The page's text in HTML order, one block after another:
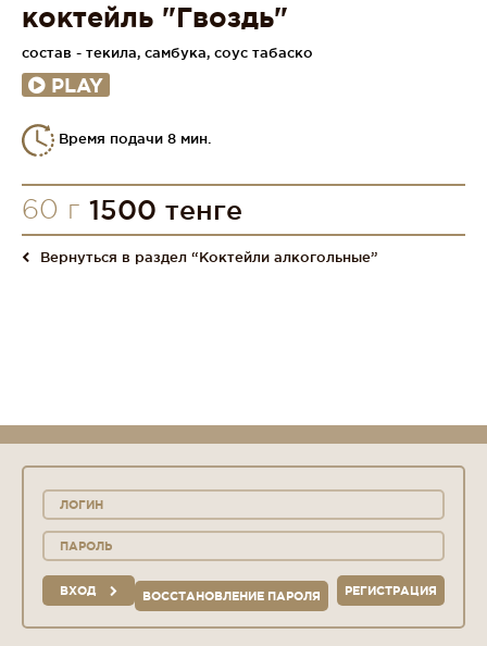
коктейль "Гвоздь"
состав - текила, самбука, соус табаско
PLAY
Время подачи 8 мин.
60 г 1500 тенге
Вернуться в раздел “Коктейли алкогольные”
ВХОД РЕГИСТРАЦИЯ
ВОССТАНОВЛЕНИЕ ПАРОЛЯ